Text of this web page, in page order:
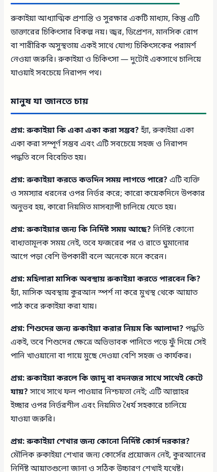
রুকাইয়া আধ্যাত্মিক প্রশান্তি ও সুরক্ষার একটি মাধ্যম, কিন্তু এটি
ডাক্তারের চিকিৎসার বিকল্প নয়। জ্বর, ডিপ্রেশন, মানসিক রোগ
বা শারীরিক অসুস্থতায় একই সাথে যোগ্য চিকিৎসকের পরামর্শ
নেওয়া জরুরি। রুকাইয়া ও চিকিৎসা — দুটোই একসাথে চালিয়ে
যাওয়াই সবচেয়ে নিরাপদ পথ।
মানুষ যা জানতে চায়
প্রশ্ন: রুকাইয়া কি একা একা করা সম্ভব?হ্যাঁ, রুকাইয়া একা
একা করা সম্পূর্ণ সম্ভব এবং এটি সবচেয়ে সহজ ও নিরাপদ
পদ্ধতি বলে বিবেচিত হয়।
প্রশ্ন: রুকাইয়া করতে কতদিন সময় লাগতে পারে? এটি ব্যক্তি
ও সমস্যার ধরনের ওপর নির্ভর করে; কারো কয়েকদিনে উপকার
অনুভব হয়, কারো নিয়মিত মাসব্যাপী চালিয়ে যেতে হয়।
প্রশ্ন: রুকাইয়ার জন্য কি নির্দিষ্ট সময় আছে?নির্দিষ্ট কোনো
বাধ্যতামূলক সময় নেই, তবে ফজরের পর ও রাতে ঘুমানোর
আগে পড়া বেশি উপকারী বলে অনেকে মনে করেন।
প্রশ্ন: মহিলারা মাসিক অবস্থায় রুকাইয়া করতে পারবেন কি?
হ্যাঁ, মাসিক অবস্থায় কুরআন স্পর্শ না করে মুখস্থ থেকে আয়াত
পাঠ করে রুকাইয়া করা যায়।
প্রশ্ন: শিশুদের জন্য রুকাইয়া করার নিয়ম কি আলাদা? পদ্ধতি
একই, তবে শিশুদের ক্ষেত্রে অভিভাবক পানিতে পড়ে ফুঁ দিয়ে সেই
পানি খাওয়ানো বা গায়ে মুছে দেওয়া বেশি সহজ ও কার্যকর।
প্রশ্ন: রুকাইয়া করলে কি জাদু বা বদনজর সাথে সাথেই কেটে
যায়?সাথে সাথে ফল পাওয়ার নিশ্চয়তা নেই; এটি আল্লাহর
ইচ্ছার ওপর নির্ভরশীল এবং নিয়মিত ধৈর্য সহকারে চালিয়ে
যাওয়া জরুরি।
প্রশ্ন: রুকাইয়া শেখার জন্য কোনো নির্দিষ্ট কোর্স দরকার?
মৌলিক রুকাইয়া শেখার জন্য কোর্সের প্রয়োজন নেই, কুরআনের
নির্দিষ্ট আয়াতগুলো জানা ও সঠিক উচ্চারণ শেখাই যথেষ্ট।